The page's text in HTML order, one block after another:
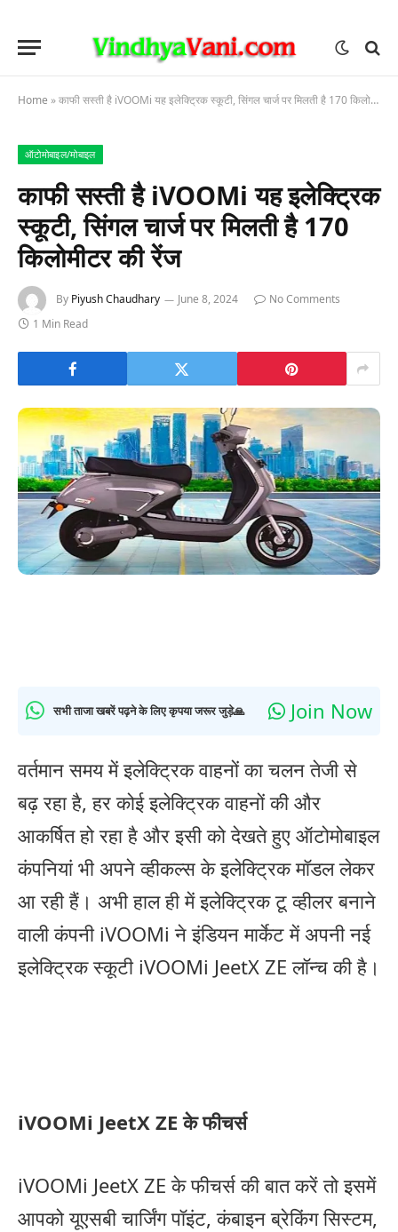
Home »काफी सस्ती है iVOOMi यह इलेक्ट्रिक स्कूटी, सिंगल चार्ज पर मिलती है 170 किलोमीटर की रेंज
ऑटोमोबाइल/मोबाइल
काफी सस्ती है iVOOMi यह इलेक्ट्रिक
स्कूटी, सिंगल चार्ज पर मिलती है 170
किलोमीटर की रेंज
By Piyush Chaudhary June 8, 2024
No Comments
1 Min Read
सभी ताजा खबरें पढ़ने के लिए कृपया जरूर जुड़े🙏 Join Now
वर्तमान समय में इलेक्ट्रिक वाहनों का चलन तेजी से
बढ़ रहा है, हर कोई इलेक्ट्रिक वाहनों की और
आकर्षित हो रहा है और इसी को देखते हुए ऑटोमोबाइल
कंपनियां भी अपने व्हीकल्स के इलेक्ट्रिक मॉडल लेकर
आ रही हैं। अभी हाल ही में इलेक्ट्रिक टू व्हीलर बनाने
वाली कंपनी iVOOMi ने इंडियन मार्केट में अपनी नई
इलेक्ट्रिक स्कूटी iVOOMi JeetX ZE लॉन्च की है।
iVOOMi JeetX ZE के फीचर्स
iVOOMi JeetX ZE के फीचर्स की बात करें तो इसमें
आपको यूएसबी चार्जिंग पॉइंट, कंबाइन ब्रेकिंग सिस्टम,